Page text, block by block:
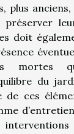
plus
doit
mortes
du
de ces